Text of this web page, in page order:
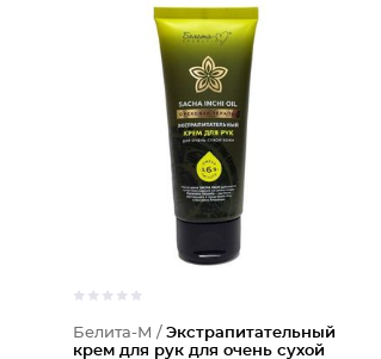
Белита-М /Экстрапитательный
крем для рук для очень сухой